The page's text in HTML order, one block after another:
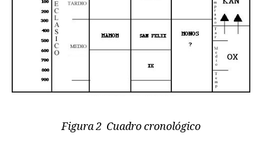
Figura 2 Cuadro cronológico